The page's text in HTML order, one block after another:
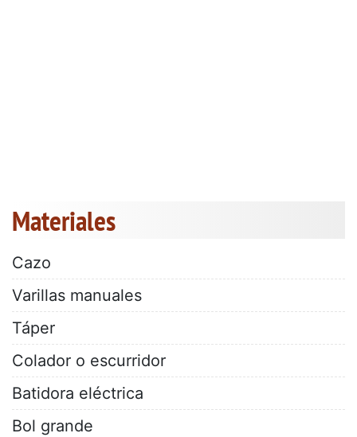
Materiales
Cazo
Varillas manuales
Táper
Colador o escurridor
Batidora eléctrica
Bol grande